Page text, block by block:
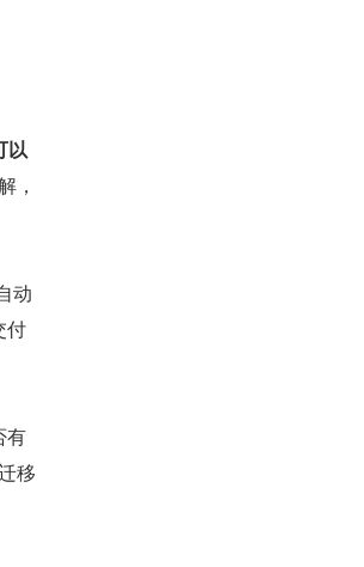
以
，
动
付
有
移